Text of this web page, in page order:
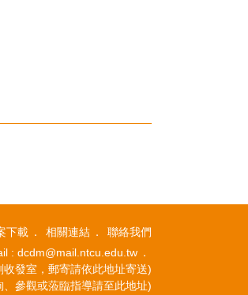
下載 相關連結
聯絡我們
: dcdm@mail.ntcu.edu.tw
發室，郵寄請依此地址寄送)
參觀或蒞臨指導請至此地址)